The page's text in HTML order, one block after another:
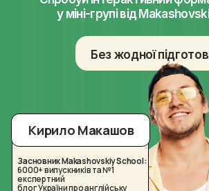
Без жодної підготовки
5 років занурення в мовне
середовище у 50+ країнах
світу.
6000+ випускників та №1
експертний
блог України про англійську